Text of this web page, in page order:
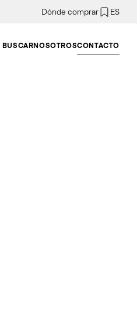
Dónde comprar ES
BUSCARNOSOTROSCONTACTO